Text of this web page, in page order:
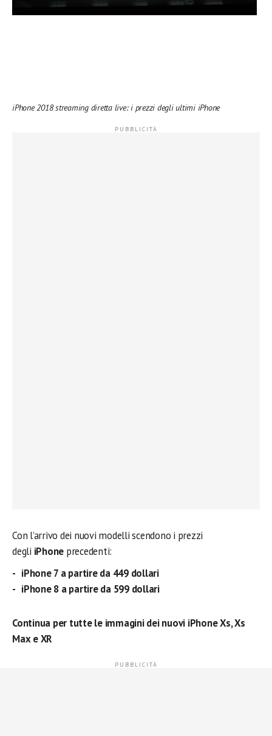
iPhone 2018 streaming diretta live: i prezzi degli ultimi iPhone
Con l’arrivo dei nuovi modelli scendono i prezzi
degli iPhone precedenti:
iPhone 7 a partire da 449 dollari
iPhone 8 a partire da 599 dollari
Continua per tutte le immagini dei nuovi iPhone Xs, Xs
Max e XR